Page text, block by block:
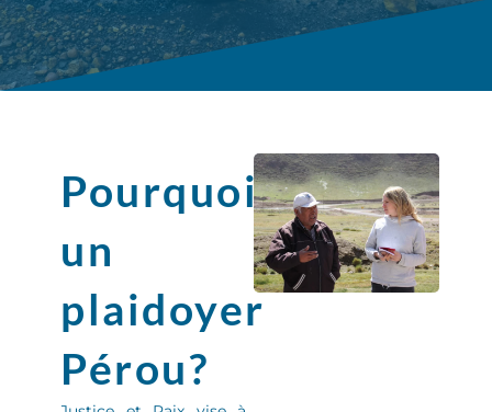
Pourquoi
un
plaidoyer
Pérou?